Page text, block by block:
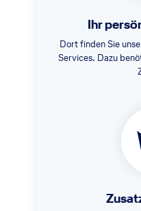
Ihr
Dort finden Sie
Services. Dazu